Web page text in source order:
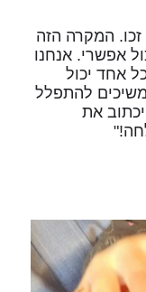
המקרה הזה
אפשרי. אנחנו
אחד יכול
להתפלל
את